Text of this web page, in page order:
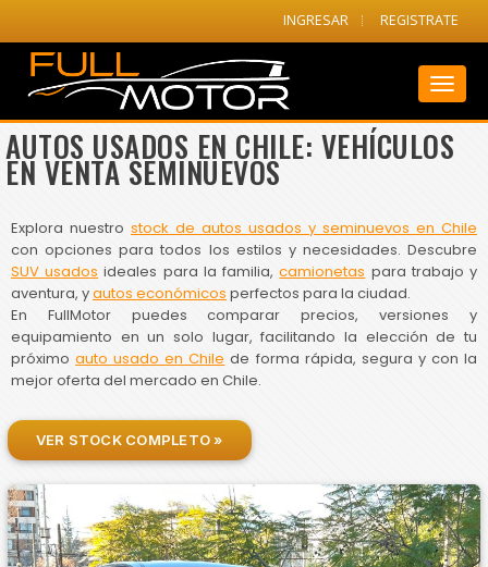
INGRESAR REGISTRATE
AUTOS USADOS EN CHILE: VEHÍCULOS
EN VENTA SEMINUEVOS
Explora nuestro stock de autos usados y seminuevos en Chile
con opciones para todos los estilos y necesidades. Descubre
SUV usados ideales para la familia,camionetas para trabajo y
aventura, yautos económicos perfectos para la ciudad.
En FullMotor puedes comparar precios, versiones y
equipamiento en un solo lugar, facilitando la elección de tu
próximoauto usado en Chile de forma rápida, segura y con la
mejor oferta del mercado en Chile.
VER STOCK COMPLETO »